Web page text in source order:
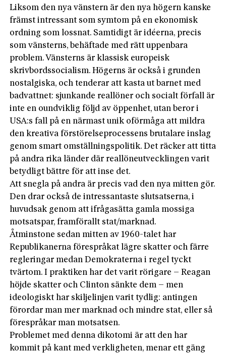
Liksom den nya vänstern är den nya högern kanske
främst intressant som symtom på en ekonomisk
ordning som lossnat. Samtidigt är idéerna, precis
som vänsterns, behäftade med rätt uppenbara
problem. Vänsterns är klassisk europeisk
skrivbordssocialism. Högerns är också i grunden
nostalgiska, och tenderar att kasta ut barnet med
badvattnet: sjunkande reallöner och socialt förfall är
inte en oundviklig följd av öppenhet, utan beror i
USA:s fall på en närmast unik oförmåga att mildra
den kreativa förstörelseprocessens brutalare inslag
genom smart omställningspolitik. Det räcker att titta
på andra rika länder där reallöneutvecklingen varit
betydligt bättre för att inse det.
Att snegla på andra är precis vad den nya mitten gör.
Den drar också de intressantaste slutsatserna, i
huvudsak genom att ifrågasätta gamla mossiga
motsatspar, framförallt stat/marknad.
Åtminstone sedan mitten av 1960-talet har
Republikanerna förespråkat lägre skatter och färre
regleringar medan Demokraterna i regel tyckt
tvärtom. I praktiken har det varit rörigare – ­Reagan
höjde skatter och Clinton sänkte dem – men
ideologiskt har skiljelinjen varit tydlig: antingen
förordar man mer marknad och mindre stat, eller så
förespråkar man motsatsen.
Problemet med denna dikotomi är att den har
kommit på kant med verkligheten, menar ett gäng